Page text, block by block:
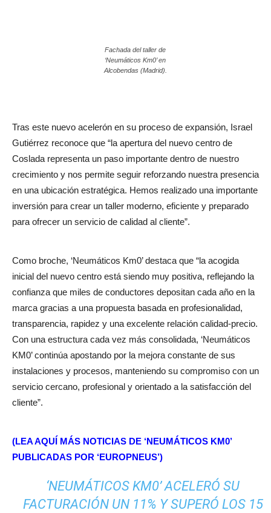
Fachada del taller de
‘Neumáticos Km0’ en
Alcobendas (Madrid).
Tras este nuevo acelerón en su proceso de expansión, Israel
Gutiérrez reconoce que “la apertura del nuevo centro de
Coslada representa un paso importante dentro de nuestro
crecimiento y nos permite seguir reforzando nuestra presencia
en una ubicación estratégica. Hemos realizado una importante
inversión para crear un taller moderno, eficiente y preparado
para ofrecer un servicio de calidad al cliente”.
Como broche, ‘Neumáticos Km0’ destaca que “la acogida
inicial del nuevo centro está siendo muy positiva, reflejando la
confianza que miles de conductores depositan cada año en la
marca gracias a una propuesta basada en profesionalidad,
transparencia, rapidez y una excelente relación calidad-precio.
Con una estructura cada vez más consolidada, ‘Neumáticos
KM0’ continúa apostando por la mejora constante de sus
instalaciones y procesos, manteniendo su compromiso con un
servicio cercano, profesional y orientado a la satisfacción del
cliente”.
(LEA AQUÍ MÁS NOTICIAS DE ‘NEUMÁTICOS KM0’
PUBLICADAS POR ‘EUROPNEUS’)
‘NEUMÁTICOS KM0’ ACELERÓ SU
FACTURACIÓN UN 11% Y SUPERÓ LOS 15